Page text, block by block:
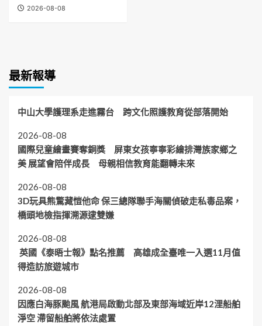
2026-08-08
最新報導
中山大學護理系走進霧台 跨文化照護教育從部落開始
2026-08-08
國際兒童繪畫賽奪銅獎 屏東女孩寧寧彩繪排灣族家鄉之
美 展望會陪伴成長 母親相信教育能翻轉未來
2026-08-08
3D玩具熊驚藏愷他命 保三總隊聯手海關偵破走私毒品案，
橋頭地檢指揮溯源逮雙嫌
2026-08-08
英國《泰晤士報》點名推薦 高雄成全臺唯一入選11月值
得造訪旅遊城市
2026-08-08
因應白海豚颱風 航港局啟動北部及東部海域近岸12浬船舶
淨空 滯留船舶將依法處置